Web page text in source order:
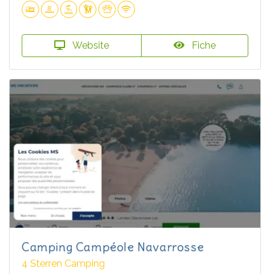
Website Fiche
Camping Campéole Navarrosse
4 Sterren Camping